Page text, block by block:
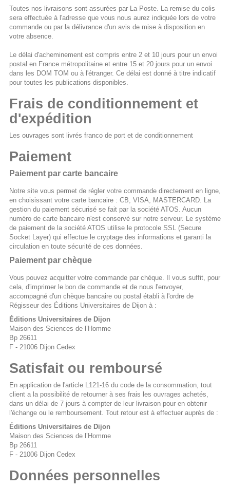
Toutes nos livraisons sont assurées par La Poste. La remise du colis
sera effectuée à l'adresse que vous nous aurez indiquée lors de votre
commande ou par la délivrance d'un avis de mise à disposition en
votre absence.
Le délai d'acheminement est compris entre 2 et 10 jours pour un envoi
postal en France métropolitaine et entre 15 et 20 jours pour un envoi
dans les DOM TOM ou à l'étranger. Ce délai est donné à titre indicatif
pour toutes les publications disponibles.
Frais de conditionnement et
d'expédition
Les ouvrages sont livrés franco de port et de conditionnement
Paiement
Paiement par carte bancaire
Notre site vous permet de régler votre commande directement en ligne,
en choisissant votre carte bancaire : CB, VISA, MASTERCARD. La
gestion du paiement sécurisé se fait par la société ATOS. Aucun
numéro de carte bancaire n'est conservé sur notre serveur. Le système
de paiement de la société ATOS utilise le protocole SSL (Secure
Socket Layer) qui effectue le cryptage des informations et garanti la
circulation en toute sécurité de ces données.
Paiement par chèque
Vous pouvez acquitter votre commande par chèque. Il vous suffit, pour
cela, d'imprimer le bon de commande et de nous l'envoyer,
accompagné d'un chèque bancaire ou postal établi à l'ordre de
Régisseur des Éditions Universitaires de Dijon à :
Éditions Universitaires de Dijon
Maison des Sciences de l’Homme
Bp 26611
F - 21006 Dijon Cedex
Satisfait ou remboursé
En application de l'article L121-16 du code de la consommation, tout
client a la possibilité de retourner à ses frais les ouvrages achetés,
dans un délai de 7 jours à compter de leur livraison pour en obtenir
l'échange ou le remboursement. Tout retour est à effectuer auprès de :
Éditions Universitaires de Dijon
Maison des Sciences de l’Homme
Bp 26611
F - 21006 Dijon Cedex
Données personnelles